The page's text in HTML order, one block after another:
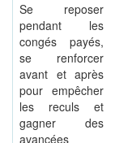
Se reposer
pendant les
congés payés,
se renforcer
avant et après
pour empêcher
les reculs et
gagner des
avancées